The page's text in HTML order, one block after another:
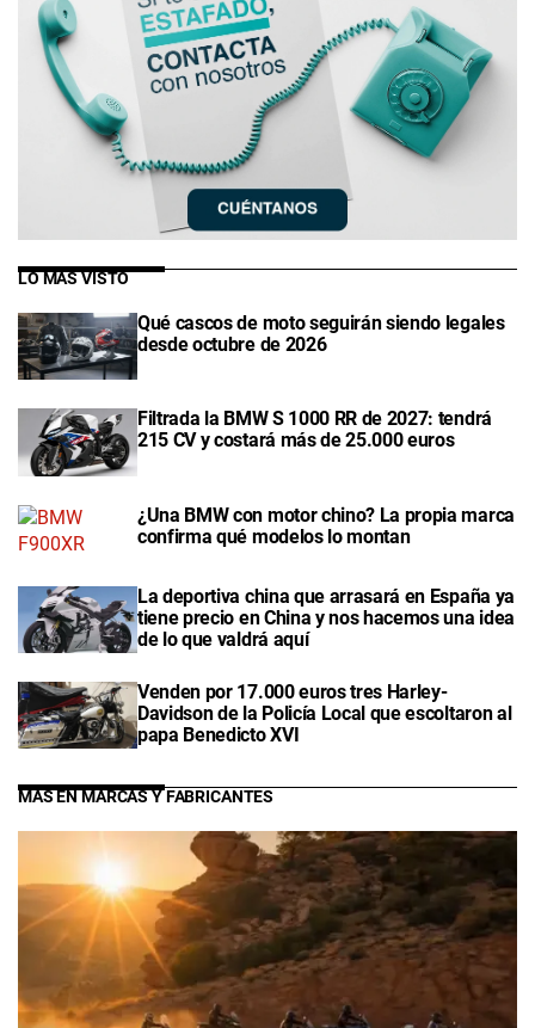
LO MÁS VISTO
Qué cascos de moto seguirán siendo legales
desde octubre de 2026
Filtrada la BMW S 1000 RR de 2027: tendrá
215 CV y costará más de 25.000 euros
¿Una BMW con motor chino? La propia marca
confirma qué modelos lo montan
La deportiva china que arrasará en España ya
tiene precio en China y nos hacemos una idea
de lo que valdrá aquí
Venden por 17.000 euros tres Harley-
Davidson de la Policía Local que escoltaron al
papa Benedicto XVI
MÁS EN MARCAS Y FABRICANTES